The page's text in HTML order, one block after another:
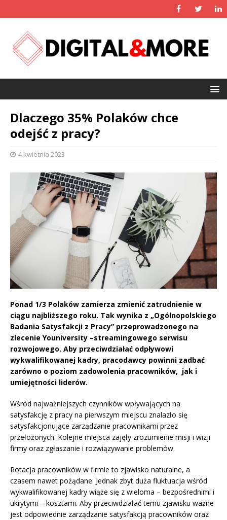
Dlaczego 35% Polaków chce
odejść z pracy?
4 kwietnia 2023
Ponad 1/3 Polaków zamierza zmienić zatrudnienie w
ciągu najbliższego roku. Tak wynika z „Ogólnopolskiego
Badania Satysfakcji z Pracy” przeprowadzonego na
zlecenie Youniversity –streamingowego serwisu
rozwojowego. Aby przeciwdziałać odpływowi
wykwalifikowanej kadry, pracodawcy powinni zadbać
zarówno o poziom zadowolenia pracowników, jak i
umiejętności liderów.
Wśród najważniejszych czynników wpływających na
satysfakcję z pracy na pierwszym miejscu znalazło się
satysfakcjonujące zarządzanie pracownikami przez
przełożonych. Kolejne miejsca zajęły zrozumienie misji i wizji
firmy oraz zgłaszanie i rozwiązywanie problemów.
Rotacja pracowników w firmie to zjawisko naturalne, a
czasem nawet pożądane. Jednak zbyt duża fluktuacja wśród
wykwalifikowanej kadry wiąże się z wieloma – bezpośrednimi i
ukrytymi – kosztami. Aby przeciwdziałać temu zjawisku ważne
jest odpowiednie zarządzanie satysfakcją pracowników oraz